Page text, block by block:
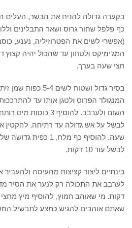
בקערה גדולה להניח את הבשר, העלים
כף פלפל שחור גרוס ושאר התבלינים
(אפשרי לשים את הפטרוזיליה, נענע,
המג’ימיקס ולטחון עד שהכול יהיה
חצי שעה בערך.
בסיר גדול ושטוח
המנגולד הפרוס ולטגן אותו עד
השום ולערבב. להוסיף
לבשל על אש גדולה עד רתיחה. להקטין
שעה. להוסיף כף מלח, 1
לבשל עוד 10 דקות.
בינתיים ליצור קציצות מהעיסה ולהעביר
דקות. מי שאוהב חמוץ, להוסיף מיץ מחצי
שאתם אוהבים להגיש כמצע לתבשיל